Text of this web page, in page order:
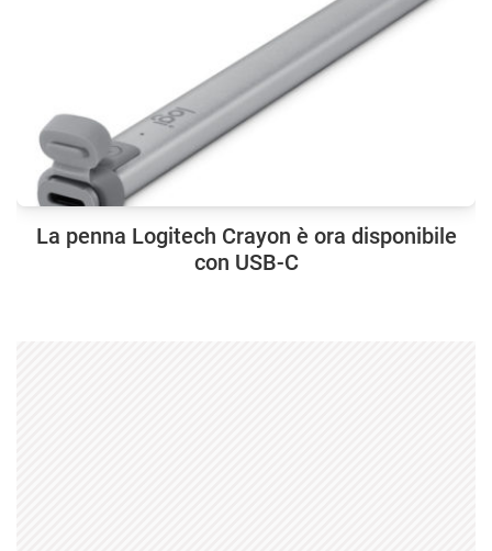
La penna Logitech Crayon è ora disponibile
con USB-C